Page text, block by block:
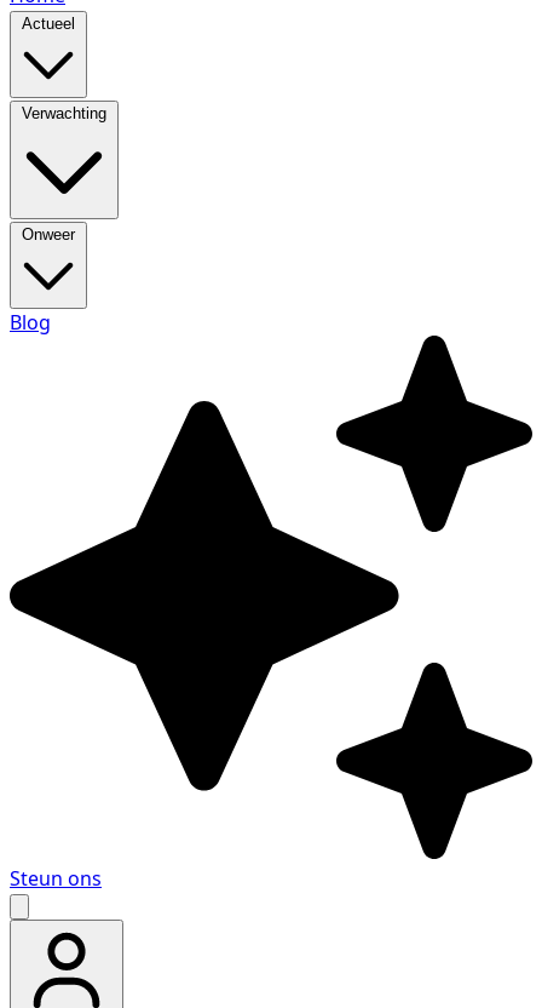
Actueel
Verwachting
Onweer
Blog
Steun ons